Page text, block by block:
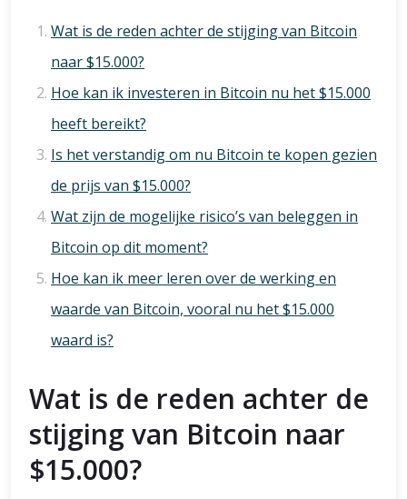
Wat is de reden achter de stijging van Bitcoin
naar $15.000?
Hoe kan ik investeren in Bitcoin nu het $15.000
heeft bereikt?
Is het verstandig om nu Bitcoin te kopen gezien
de prijs van $15.000?
Wat zijn de mogelijke risico’s van beleggen in
Bitcoin op dit moment?
Hoe kan ik meer leren over de werking en
waarde van Bitcoin, vooral nu het $15.000
waard is?
Wat is de reden achter de
stijging van Bitcoin naar
$15.000?